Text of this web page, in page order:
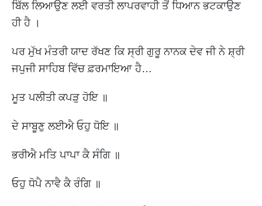
ਬਿੱਲ ਲਿਆਉਣ ਲਈ ਵਰਤੀ ਲਾਪਰਵਾਹੀ ਤੋਂ ਧਿਆਨ ਭਟਕਾਉਣ
ਹੀ ਹੈ ।
ਪਰ ਮੁੱਖ ਮੰਤਰੀ ਯਾਦ ਰੱਖਣ ਕਿ ਸ੍ਰੀ ਗੁਰੂ ਨਾਨਕ ਦੇਵ ਜੀ ਨੇ ਸ਼੍ਰੀ
ਜਪੁਜੀ ਸਾਹਿਬ ਵਿੱਚ ਫ਼ਰਮਾਇਆ ਹੈ…
ਮੂਤ ਪਲੀਤੀ ਕਪੜੁ ਹੋਇ ॥
ਦੇ ਸਾਬੂਣੁ ਲਈਐ ਓਹੁ ਧੋਇ ॥
ਭਰੀਐ ਮਤਿ ਪਾਪਾ ਕੈ ਸੰਗਿ ॥
ਓਹੁ ਧੋਪੈ ਨਾਵੈ ਕੈ ਰੰਗਿ ॥